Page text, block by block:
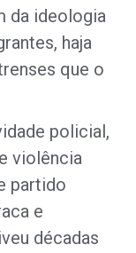
da ideologia
haja
que o
policial,
violência
partido
e
décadas